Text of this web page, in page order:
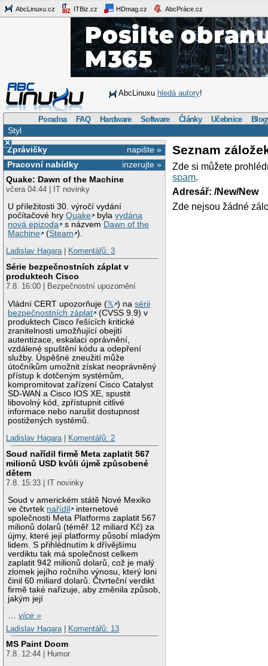
AbcLinuxu.cz ITBiz.cz HDmag.cz AbcPráce.cz
AbcLinuxu hledá autory!
Poradna FAQ Hardware Software Články Učebnice
Styl
×
napište »
Zprávičky
inzerujte »
Pracovní nabídky
Quake: Dawn of the Machine
včera 04:44 | IT novinky
U příležitosti 30. výročí vydání
počítačové hryQuake bylavydána
nová epizoda
s názvem Dawn of the
Machine
(Steam ).
Ladislav Hagara| Komentářů: 3
Série bezpečnostních záplat v
produktech Cisco
7.8. 16:00 | Bezpečnostní upozornění
Vládní CERT upozorňuje (𝕏 ) nasérii
bezpečnostních záplat
(CVSS 9.9) v
produktech Cisco řešících kritické
zranitelnosti umožňující obejití
autentizace, eskalaci oprávnění,
vzdálené spuštění kódu a odepření
služby. Úspěšné zneužití může
útočníkům umožnit získat neoprávněný
přístup k dotčeným systémům,
kompromitovat zařízení Cisco Catalyst
SD-WAN a Cisco IOS XE, spustit
libovolný kód, zpřístupnit citlivé
informace nebo narušit dostupnost
postižených systémů.
Ladislav Hagara| Komentářů: 2
Soud nařídil firmě Meta zaplatit 567
milionů USD kvůli újmě způsobené
dětem
7.8. 15:33 | IT novinky
Soud v americkém státě Nové Mexiko
ve čtvrtek nařídil
internetové
společnosti Meta Platforms zaplatit 567
milionů dolarů (téměř 12 miliard Kč) za
újmy, které její platformy působí mladým
lidem. S přihlédnutím k dřívějšímu
verdiktu tak má společnost celkem
zaplatit 942 milionů dolarů, což je malý
zlomek jejího ročního výnosu, který loni
činil 60 miliard dolarů. Čtvrteční verdikt
firmě také nařizuje, aby změnila způsob,
jakým její
…více »
Ladislav Hagara
Komentářů: 13
MS Paint Doom
7.8. 12:44 | Humor
Seznam
Zde si můžete
spam.
Adresář: /New/New
Zde nejsou žádné